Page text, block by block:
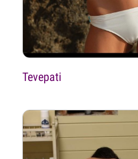
Tevepati